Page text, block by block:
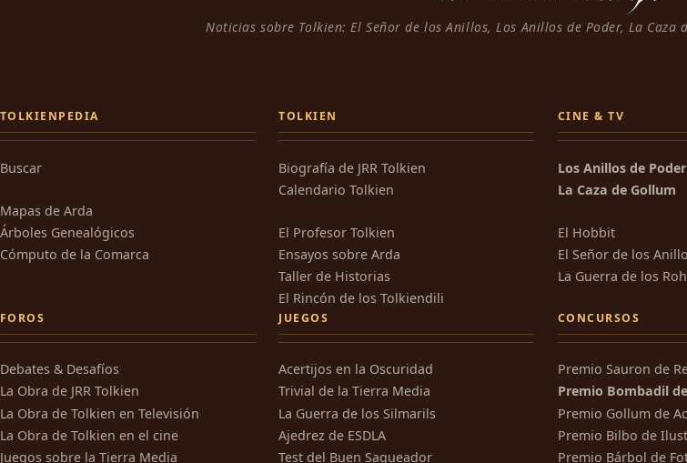
Noticias sobre Tolkien: El Señor de los Anillos, Los Anillos de Poder, La Caza
TOLKIENPEDIA
Buscar
Mapas de Arda
Árboles Genealógicos
Cómputo de la Comarca
TOLKIEN
Biografía de JRR Tolkien
Calendario Tolkien
El Profesor Tolkien
Ensayos sobre Arda
Taller de Historias
El Rincón de los Tolkiendili
CINE & TV
Los Anillos de Poder
La Caza de Gollum
El Hobbit
El Señor de los
La Guerra de los
FOROS
Debates & Desafíos
La Obra de JRR Tolkien
La Obra de Tolkien en Televisión
La Obra de Tolkien en el cine
Juegos sobre la Tierra Media
JUEGOS
Acertijos en la Oscuridad
Trivial de la Tierra Media
La Guerra de los Silmarils
Ajedrez de ESDLA
Test del Buen Saqueador
CONCURSOS
Premio Sauron de
Premio Bombadil
Premio Gollum de
Premio Bilbo de
Premio Bárbol de